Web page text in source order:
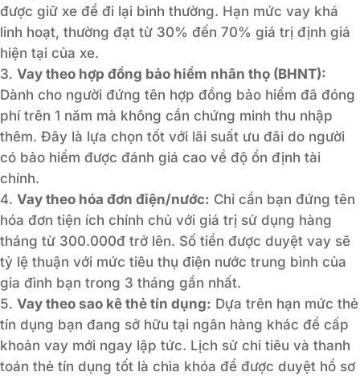
được giữ xe để đi lại bình thường. Hạn mức vay khá
linh hoạt, thường đạt từ 30% đến 70% giá trị định giá
hiện tại của xe.
Vay theo hợp đồng bảo hiểm nhân thọ (BHNT):
Dành cho người đứng tên hợp đồng bảo hiểm đã đóng
phí trên 1 năm mà không cần chứng minh thu nhập
thêm. Đây là lựa chọn tốt với lãi suất ưu đãi do người
có bảo hiểm được đánh giá cao về độ ổn định tài
chính.
Vay theo hóa đơn điện/nước: Chỉ cần bạn đứng tên
hóa đơn tiện ích chính chủ với giá trị sử dụng hàng
tháng từ 300.000đ trở lên. Số tiền được duyệt vay sẽ
tỷ lệ thuận với mức tiêu thụ điện nước trung bình của
gia đình bạn trong 3 tháng gần nhất.
Vay theo sao kê thẻ tín dụng: Dựa trên hạn mức thẻ
tín dụng bạn đang sở hữu tại ngân hàng khác để cấp
khoản vay mới ngay lập tức. Lịch sử chi tiêu và thanh
toán thẻ tín dụng tốt là chìa khóa để được duyệt hồ sơ